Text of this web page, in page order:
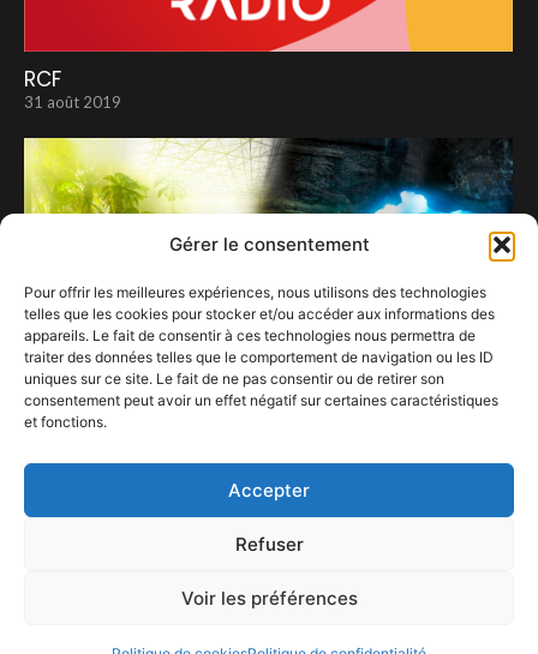
Gérer le consentement
Pour offrir les meilleures expériences, nous utilisons des technologies
telles que les cookies pour stocker et/ou accéder aux informations des
appareils. Le fait de consentir à ces technologies nous permettra de
traiter des données telles que le comportement de navigation ou les ID
uniques sur ce site. Le fait de ne pas consentir ou de retirer son
consentement peut avoir un effet négatif sur certaines caractéristiques
et fonctions.
Accepter
Refuser
Voir les préférences
RCF
31 août 2019
4 avril 2026